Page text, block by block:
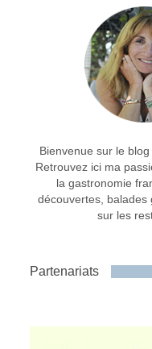
Bienvenue sur le
Retrouvez ici ma
la gastronomie
découvertes, balades
sur les
Partenariats